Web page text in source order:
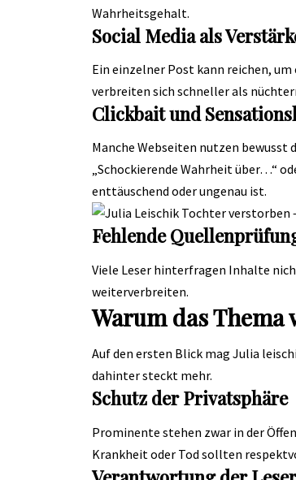
Wahrheitsgehalt.
Social Media als
Ein einzelner Post kann reichen,
verbreiten sich schneller als
Clickbait und
Manche Webseiten nutzen
„Schockierende Wahrheit über…“
enttäuschend oder ungenau ist.
Fehlende
Viele Leser hinterfragen Inhalte
weiterverbreiten.
Warum das
Auf den ersten Blick mag Julia
dahinter steckt mehr.
Schutz der Privatsphäre
Prominente stehen zwar in der
Krankheit oder Tod sollten